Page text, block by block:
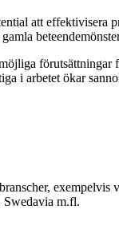
att effektivisera
i arbetet ökar
m.fl.